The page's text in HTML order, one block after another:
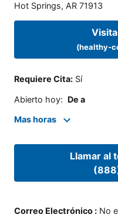
Hot Springs, AR 71913
(healthy-
Requiere Cita: Sí
Abierto hoy: De a
Mas horas
Llamar al
Correo Electrónico : No